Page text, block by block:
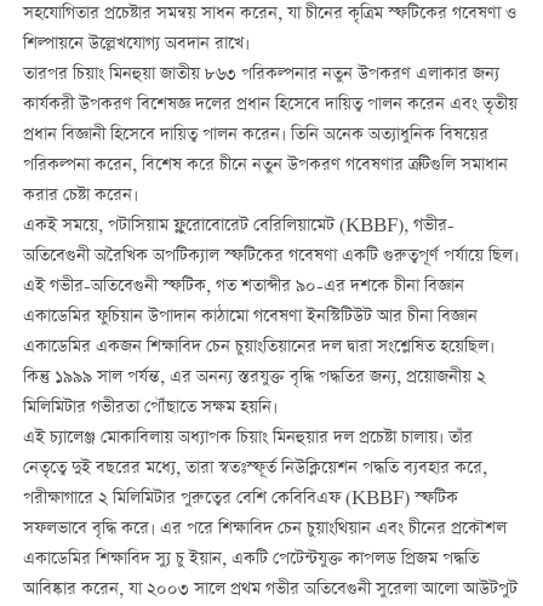
সহযোগিতার প্রচেষ্টার সমন্বয় সাধন করেন, যা চীনের কৃত্রিম স্ফটিকের গবেষণা ও
শিল্পায়নে উল্লেখযোগ্য অবদান রাখে।
তারপর চিয়াং মিনহুয়া জাতীয় ৮৬৩ পরিকল্পনার নতুন উপকরণ এলাকার জন্য
কার্যকরী উপকরণ বিশেষজ্ঞ দলের প্রধান হিসেবে দায়িত্ব পালন করেন এবং তৃতীয়
প্রধান বিজ্ঞানী হিসেবে দায়িত্ব পালন করেন। তিনি অনেক অত্যাধুনিক বিষয়ের
পরিকল্পনা করেন, বিশেষ করে চীনে নতুন উপকরণ গবেষণার ত্রুটিগুলি সমাধান
করার চেষ্টা করেন।
একই সময়ে, পটাসিয়াম ফ্লুরোবোরেট বেরিলিয়ামেট (KBBF), গভীর-
অতিবেগুনী অরৈখিক অপটিক্যাল স্ফটিকের গবেষণা একটি গুরুত্বপূর্ণ পর্যায়ে ছিল।
এই গভীর-অতিবেগুনী স্ফটিক, গত শতাব্দীর ৯০-এর দশকে চীনা বিজ্ঞান
একাডেমির ফুচিয়ান উপাদান কাঠামো গবেষণা ইনস্টিটিউট আর চীনা বিজ্ঞান
একাডেমির একজন শিক্ষাবিদ চেন চুয়াংতিয়ানের দল দ্বারা সংশ্লেষিত হয়েছিল।
কিন্তু ১৯৯৯ সাল পর্যন্ত, এর অনন্য স্তরযুক্ত বৃদ্ধি পদ্ধতির জন্য, প্রয়োজনীয় ২
মিলিমিটার গভীরতা পৌঁছাতে সক্ষম হয়নি।
এই চ্যালেঞ্জ মোকাবিলায় অধ্যাপক চিয়াং মিনহুয়ার দল প্রচেষ্টা চালায়। তাঁর
নেতৃত্বে দুই বছরের মধ্যে, তারা স্বতঃস্ফূর্ত নিউক্লিয়েশন পদ্ধতি ব্যবহার করে,
পরীক্ষাগারে ২ মিলিমিটার পুরুত্বের বেশি কেবিবিএফ (KBBF) স্ফটিক
সফলভাবে বৃদ্ধি করে। এর পরে শিক্ষাবিদ চেন চুয়াংথিয়ান এবং চীনের প্রকৌশল
একাডেমির শিক্ষাবিদ স্যু চু ইয়ান, একটি পেটেন্টযুক্ত কাপলড প্রিজম পদ্ধতি
আবিষ্কার করেন, যা ২০০৩ সালে প্রথম গভীর অতিবেগুনী সুরেলা আলো আউটপুট